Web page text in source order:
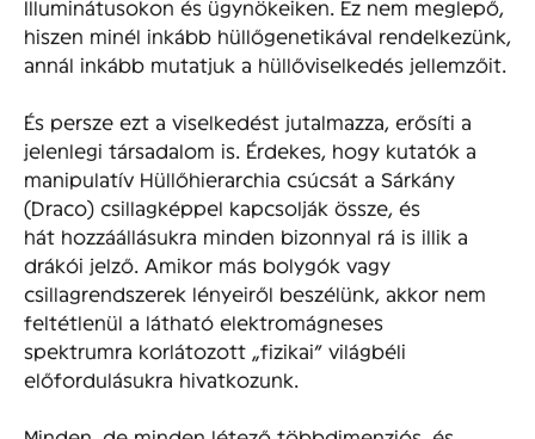
Illuminátusokon és ügynökeiken. Ez nem meglepő,
hiszen minél inkább hüllőgenetikával rendelkezünk,
annál inkább mutatjuk a hüllőviselkedés jellemzőit.
És persze ezt a viselkedést jutalmazza, erősíti a
jelenlegi társadalom is. Érdekes, hogy kutatók a
manipulatív Hüllőhierarchia csúcsát a Sárkány
(Draco) csillagképpel kapcsolják össze, és
hát hozzáállásukra minden bizonnyal rá is illik a
drákói jelző. Amikor más bolygók vagy
csillagrendszerek lényeiről beszélünk, akkor nem
feltétlenül a látható elektromágneses
spektrumra korlátozott „fizikai” világbéli
előfordulásukra hivatkozunk.